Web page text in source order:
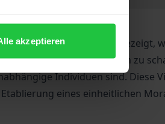
akzeptieren
Perspektive wird aufgezeigt,
Moralsystem zu
Individuen sind. Diese
eines einheitlichen